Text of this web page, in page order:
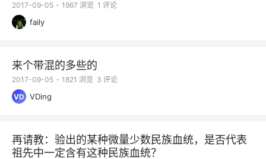
faily
2017-09-05 1967 浏览 1 评论
来个带混的多些的
VD VDing
2017-09-05 1821 浏览 3 评论
再请教：验出的某种微量少数民族血统，是否代表
祖先中一定含有这种民族血统？